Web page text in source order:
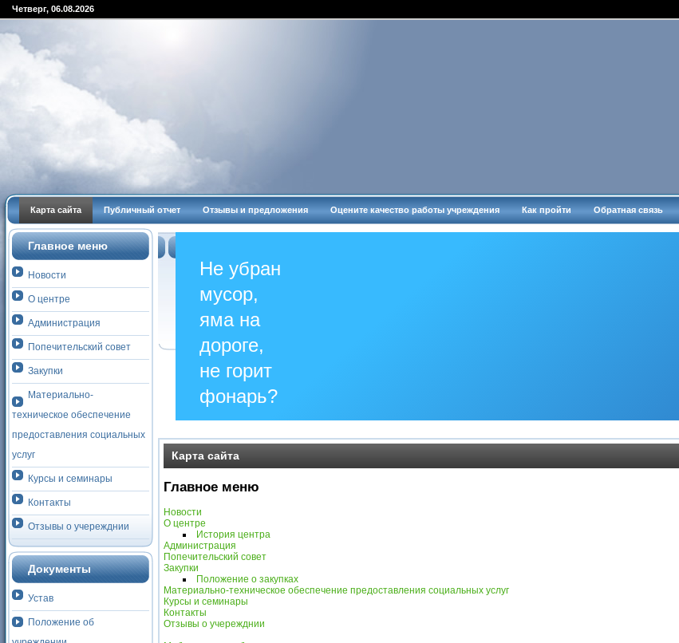
Четверг, 06.08.2026
Карта сайта Публичный отчет Отзывы и предложения Оцените качество работы учреждения Как пройти Обратная связь
Главное меню
Новости
О центре
Aдминиcтрaция
Попечительский совет
Закупки
Материально-
техническое обеспечение
предоставления социальных
услуг
Курсы и семинары
Контакты
Отзывы о учережднии
Документы
Устав
Положение об
Не убран
мусор,
яма на
дороге,
не горит
фонарь?
с
проблемой —
сообщите о
Сообщить
о
проблеме
Карта сайта
Главное меню
Новости
О центре
История центра
Aдминиcтрaция
Попечительский совет
Закупки
Положение о закупках
Материально-техническое обеспечение предоставления социальных услуг
Курсы и семинары
Контакты
Отзывы о учережднии